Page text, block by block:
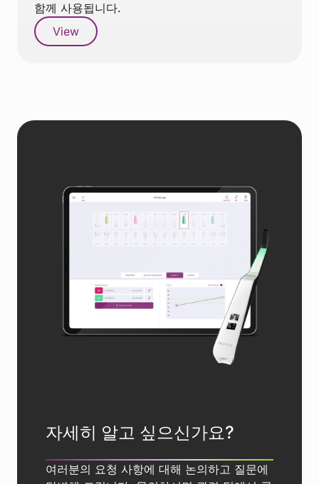
함께 사용됩니다.
View
자세히 알고 싶으신가요?
여러분의 요청 사항에 대해 논의하고 질문에